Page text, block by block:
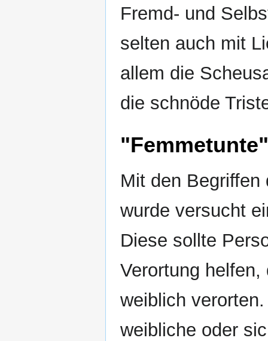
Fremd- und
selten auch mit
allem die
die schnöde
Mit den
wurde versucht
Diese sollte
Verortung
weiblich
weibliche oder